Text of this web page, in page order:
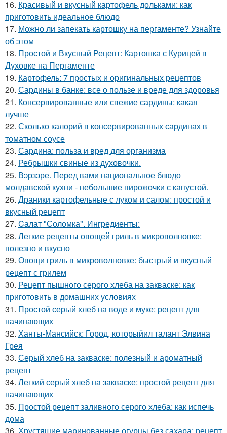
16. Красивый и вкусный картофель дольками: как
приготовить идеальное блюдо
17. Можно ли запекать картошку на пергаменте? Узнайте
об этом
18. Простой и Вкусный Рецепт: Картошка с Курицей в
Духовке на Пергаменте
19. Картофель: 7 простых и оригинальных рецептов
20. Сардины в банке: все о пользе и вреде для здоровья
21. Консервированные или свежие сардины: какая
лучше
22. Сколько калорий в консервированных сардинах в
томатном соусе
23. Сардина: польза и вред для организма
24. Ребрышки свиные из духовочки.
25. Вэрзэре. Перед вами национальное блюдо
молдавской кухни - небольшие пирожочки с капустой.
26. Драники картофельные с луком и салом: простой и
вкусный рецепт
27. Cалат "Соломка". Ингредиенты:
28. Легкие рецепты овощей гриль в микроволновке:
полезно и вкусно
29. Овощи гриль в микроволновке: быстрый и вкусный
рецепт с грилем
30. Рецепт пышного серого хлеба на закваске: как
приготовить в домашних условиях
31. Простой серый хлеб на воде и муке: рецепт для
начинающих
32. Ханты-Мансийск: Город, которыйил талант Элвина
Грея
33. Серый хлеб на закваске: полезный и ароматный
рецепт
34. Легкий серый хлеб на закваске: простой рецепт для
начинающих
35. Простой рецепт заливного серого хлеба: как испечь
дома